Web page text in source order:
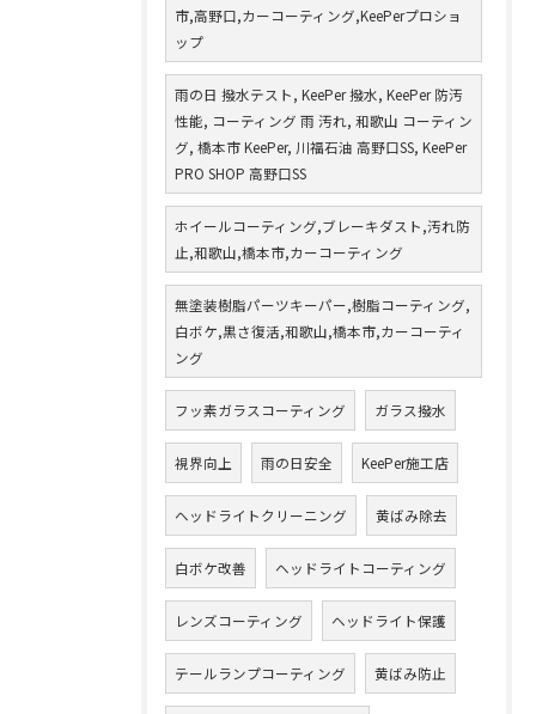
市,高野口,カーコーティング,KeePerプロショ
ップ
雨の日 撥水テスト, KeePer 撥水, KeePer 防汚
性能, コーティング 雨 汚れ, 和歌山 コーティン
グ, 橋本市 KeePer, 川福石油 高野口SS, KeePer
PRO SHOP 高野口SS
ホイールコーティング,ブレーキダスト,汚れ防
止,和歌山,橋本市,カーコーティング
無塗装樹脂パーツキーパー,樹脂コーティング,
白ボケ,黒さ復活,和歌山,橋本市,カーコーティ
ング
フッ素ガラスコーティング ガラス撥水
視界向上 雨の日安全 KeePer施工店
ヘッドライトクリーニング 黄ばみ除去
白ボケ改善 ヘッドライトコーティング
レンズコーティング ヘッドライト保護
テールランプコーティング 黄ばみ防止